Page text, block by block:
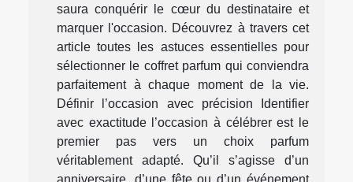
saura conquérir le cœur du destinataire et
marquer l'occasion. Découvrez à travers cet
article toutes les astuces essentielles pour
sélectionner le coffret parfum qui conviendra
parfaitement à chaque moment de la vie.
Définir l’occasion avec précision Identifier
avec exactitude l’occasion à célébrer est le
premier pas vers un choix parfum
véritablement adapté. Qu’il s’agisse d’un
anniversaire, d’une fête ou d’un événement